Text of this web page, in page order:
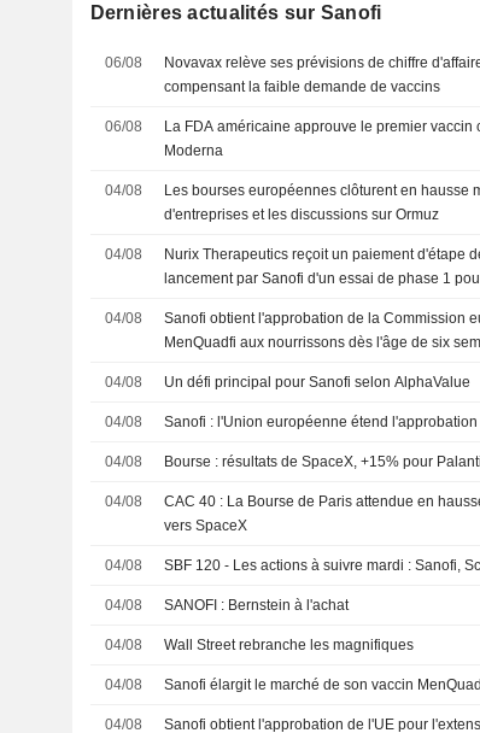
Dernières actualités sur Sanofi
06/08
Novavax relève ses prévisions de chiffre
compensant la faible demande de vaccins
06/08
La FDA américaine approuve le premier vaccin
Moderna
04/08
Les bourses européennes clôturent en hausse
d'entreprises et les discussions sur Ormuz
04/08
Nurix Therapeutics reçoit un paiement d'étape
lancement par Sanofi d'un essai de phase 1
04/08
Sanofi obtient l'approbation de la Commission
MenQuadfi aux nourrissons dès l'âge de six
04/08 Un défi principal pour Sanofi selon AlphaValue
04/08 Sanofi : l'Union européenne étend
04/08 Bourse : résultats de SpaceX, +15% pour
04/08
CAC 40 : La Bourse de Paris attendue en
vers SpaceX
04/08 SBF 120 - Les actions à suivre mardi : Sanofi,
04/08 SANOFI : Bernstein à l'achat
04/08 Wall Street rebranche les magnifiques
04/08 Sanofi élargit le marché de son vaccin
04/08 Sanofi obtient l'approbation de l'UE pour